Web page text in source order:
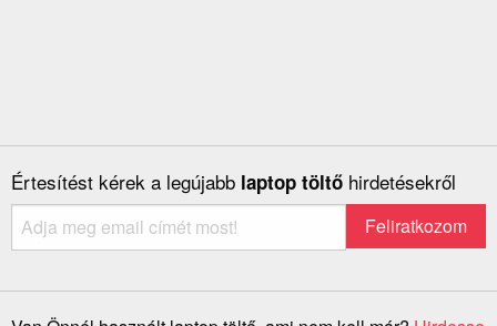
Értesítést kérek a legújabb laptop töltő hirdetésekről